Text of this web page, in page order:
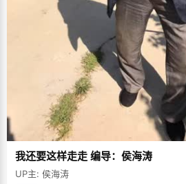
我还要这样走走 编导：侯海涛
UP主: 侯海涛